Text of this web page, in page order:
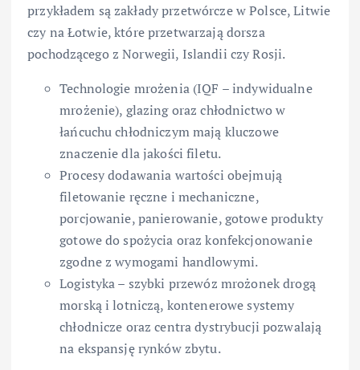
przykładem są zakłady przetwórcze w Polsce, Litwie
czy na Łotwie, które przetwarzają dorsza
pochodzącego z Norwegii, Islandii czy Rosji.
Technologie mrożenia (IQF – indywidualne
mrożenie), glazing oraz chłodnictwo w
łańcuchu chłodniczym mają kluczowe
znaczenie dla jakości filetu.
Procesy dodawania wartości obejmują
filetowanie ręczne i mechaniczne,
porcjowanie, panierowanie, gotowe produkty
gotowe do spożycia oraz konfekcjonowanie
zgodne z wymogami handlowymi.
Logistyka – szybki przewóz mrożonek drogą
morską i lotniczą, kontenerowe systemy
chłodnicze oraz centra dystrybucji pozwalają
na ekspansję rynków zbytu.